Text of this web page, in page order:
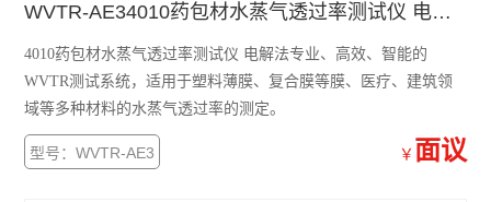
WVTR-AE34010药包材水蒸气透过率测试仪 电解法
4010药包材水蒸气透过率测试仪 电解法专业、高效、智能的
WVTR测试系统，适用于塑料薄膜、复合膜等膜、医疗、建筑领
域等多种材料的水蒸气透过率的测定。
型号：WVTR-AE3 ￥ 面议